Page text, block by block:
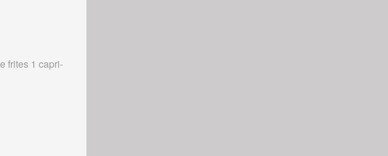
frites 1 capri-